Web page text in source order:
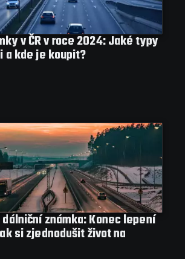
v ČR v roce 2024: Jaké typy
a kde je koupit?
známka: Konec lepení
si zjednodušit život na